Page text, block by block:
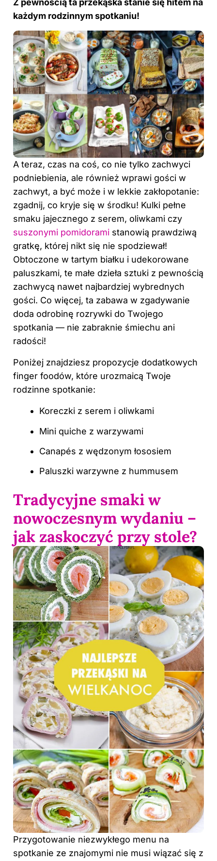
każdym rodzinnym spotkaniu!
A teraz, czas na coś, co nie tylko zachwyci
podniebienia, ale również wprawi gości w
zachwyt, a być może i w lekkie zakłopotanie:
zgadnij, co kryje się w środku! Kulki pełne
smaku jajecznego z serem, oliwkami czy
suszonymi pomidorami stanowią prawdziwą
gratkę, której nikt się nie spodziewał!
Obtoczone w tartym białku i udekorowane
paluszkami, te małe dzieła sztuki z pewnością
zachwycą nawet najbardziej wybrednych
gości. Co więcej, ta zabawa w zgadywanie
doda odrobinę rozrywki do Twojego
spotkania — nie zabraknie śmiechu ani
radości!
Poniżej znajdziesz propozycje dodatkowych
finger foodów, które urozmaicą Twoje
rodzinne spotkanie:
Koreczki z serem i oliwkami
Mini quiche z warzywami
Canapés z wędzonym łososiem
Paluszki warzywne z hummusem
Tradycyjne smaki w
nowoczesnym wydaniu –
jak zaskoczyć przy stole?
Przygotowanie niezwykłego menu na
spotkanie ze znajomymi nie musi wiązać się z